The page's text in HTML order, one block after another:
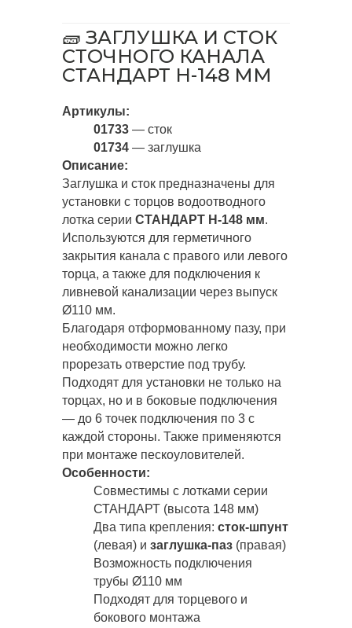
🧱 ЗАГЛУШКА И СТОК
СТОЧНОГО КАНАЛА
СТАНДАРТ Н-148 ММ
Артикулы:
01733 — сток
01734 — заглушка
Описание:
Заглушка и сток предназначены для
установки с торцов водоотводного
лотка серии СТАНДАРТ Н-148 мм.
Используются для герметичного
закрытия канала с правого или левого
торца, а также для подключения к
ливневой канализации через выпуск
Ø110 мм.
Благодаря отформованному пазу, при
необходимости можно легко
прорезать отверстие под трубу.
Подходят для установки не только на
торцах, но и в боковые подключения
— до 6 точек подключения по 3 с
каждой стороны. Также применяются
при монтаже пескоуловителей.
Особенности:
Совместимы с лотками серии
СТАНДАРТ (высота 148 мм)
Два типа крепления: сток-шпунт
(левая) и заглушка-паз (правая)
Возможность подключения
трубы Ø110 мм
Подходят для торцевого и
бокового монтажа